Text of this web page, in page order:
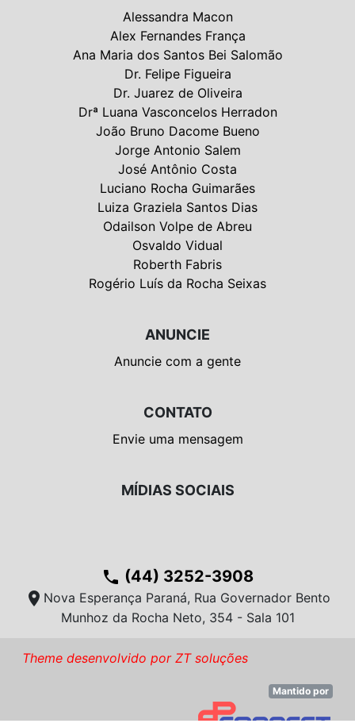
Alessandra Macon
Alex Fernandes França
Ana Maria dos Santos Bei Salomão
Dr. Felipe Figueira
Dr. Juarez de Oliveira
Drª Luana Vasconcelos Herradon
João Bruno Dacome Bueno
Jorge Antonio Salem
José Antônio Costa
Luciano Rocha Guimarães
Luiza Graziela Santos Dias
Odailson Volpe de Abreu
Osvaldo Vidual
Roberth Fabris
Rogério Luís da Rocha Seixas
ANUNCIE
Anuncie com a gente
CONTATO
Envie uma mensagem
MÍDIAS SOCIAIS
phone (44) 3252-3908
location_on Nova Esperança Paraná, Rua Governador Bento
Munhoz da Rocha Neto, 354 - Sala 101
Theme desenvolvido por ZT soluções
Mantido por